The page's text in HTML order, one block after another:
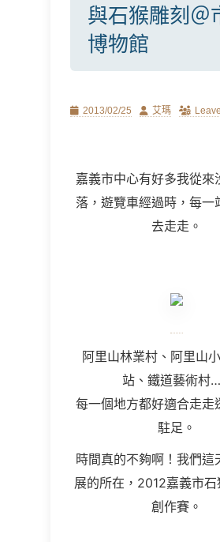
與石猴雕刻＠
博物館
Posted2013/02/25 Author
艾瑪
嘉義市中心有好多我從來
落，遊覽車經過時，每一
去走走。
阿里山林業村、阿里山
站、鐵道藝術村
每一個地方都好適合走走
駐足。
時間真的不夠啊！我們這
展的所在，2012嘉義市
創作賽。